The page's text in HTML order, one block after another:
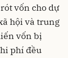
vốn cho dự
hội và trung
vốn bị
phí đều